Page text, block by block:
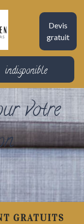
Devis
gratuit
indisponible
votre
GRATUITS